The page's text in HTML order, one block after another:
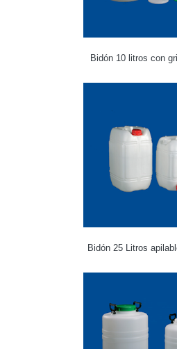
Bidón 10 litros con
Bidón 25 Litros